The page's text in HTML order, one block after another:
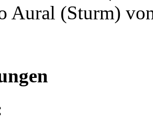
Aural (Sturm)